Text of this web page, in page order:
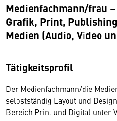
Medienfachmann/frau
Grafik, Print,
Medien (Audio, Video
Tätigkeitsprofil
Der Medienfachmann/die
selbstständig Layout und
Bereich Print und Digital unter